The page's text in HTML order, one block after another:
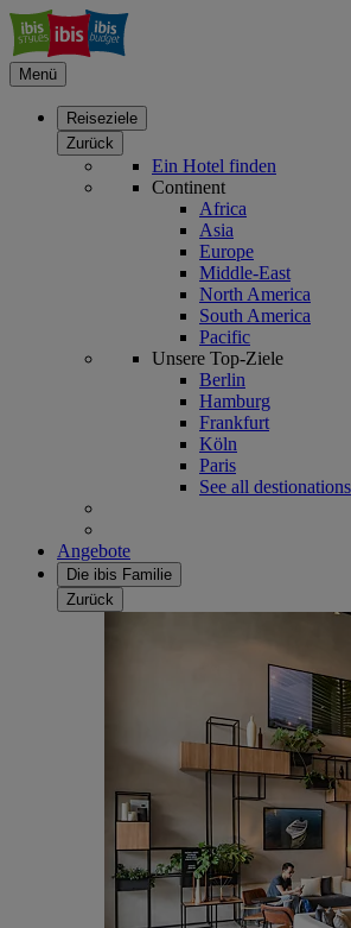
Menü
Reiseziele
Zurück
Ein Hotel finden
Continent
Africa
Asia
Europe
Middle-East
North America
South America
Pacific
Unsere Top-Ziele
Berlin
Hamburg
Frankfurt
Köln
Paris
See all destionations
Angebote
Die ibis Familie
Zurück